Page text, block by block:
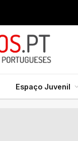
Espaço Juvenil